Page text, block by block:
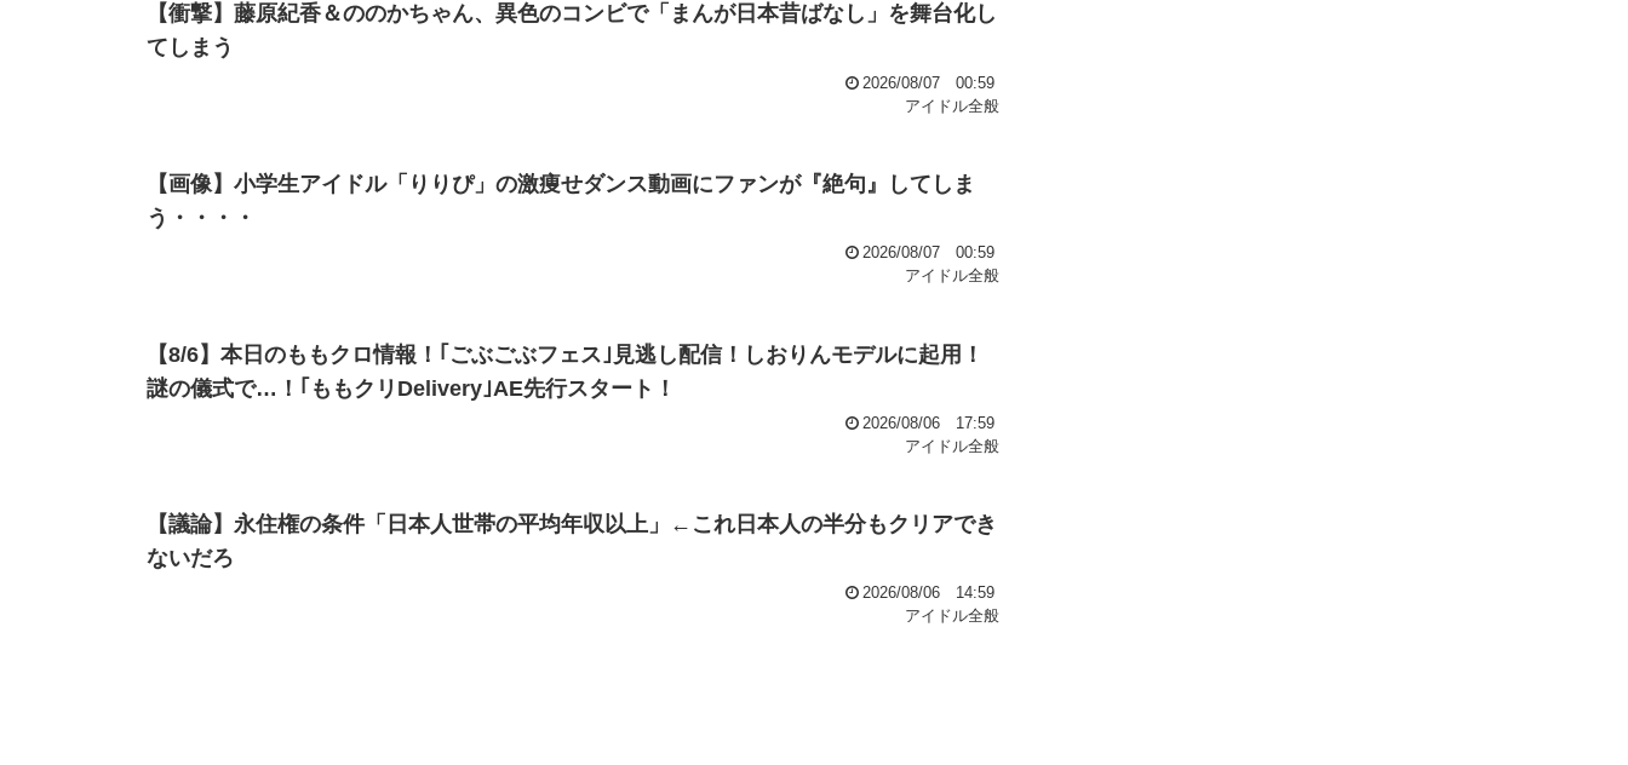
【衝撃】藤原紀香＆ののかちゃん、異色のコンビで「まんが日本昔ばなし」を舞台化し
てしまう
2026/08/07 00:59
アイドル全般
【画像】小学生アイドル「りりぴ」の激痩せダンス動画にファンが『絶句』してしま
う・・・・
2026/08/07 00:59
アイドル全般
【8/6】本日のももクロ情報！｢ごぶごぶフェス｣見逃し配信！しおりんモデルに起用！
謎の儀式で…！｢ももクリDelivery｣AE先行スタート！
2026/08/06 17:59
アイドル全般
【議論】永住権の条件「日本人世帯の平均年収以上」←これ日本人の半分もクリアでき
ないだろ
2026/08/06 14:59
アイドル全般